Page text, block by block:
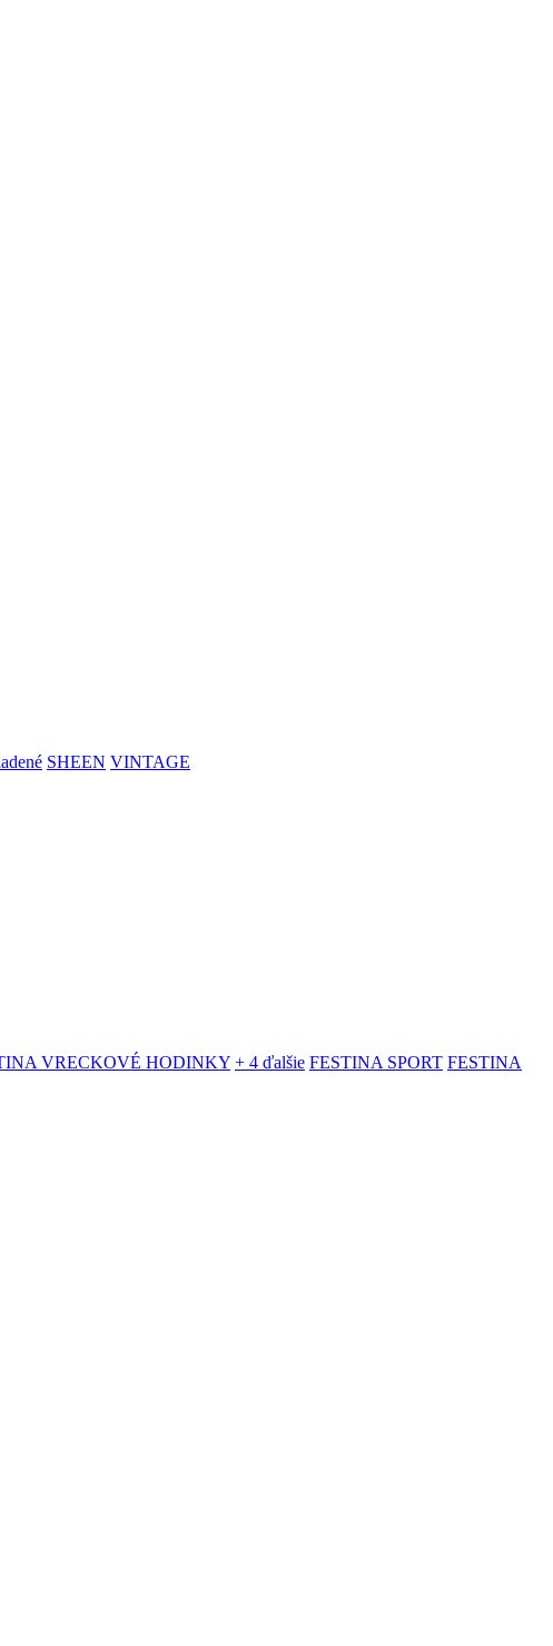
SHEEN VINTAGE
VRECKOVÉ HODINKY + 4 ďalšie FESTINA SPORT FESTINA